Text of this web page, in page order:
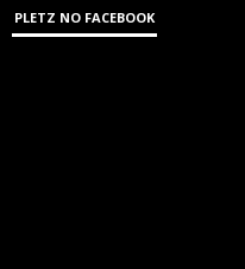
PLETZ NO FACEBOOK